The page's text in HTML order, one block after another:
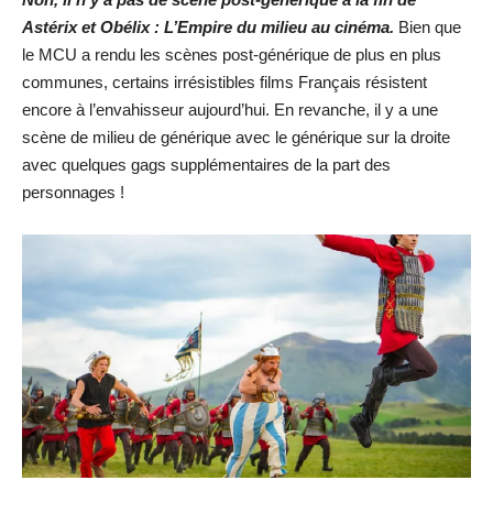
Astérix et Obélix : L’Empire du milieu au cinéma. Bien que
le MCU a rendu les scènes post-générique de plus en plus
communes, certains irrésistibles films Français résistent
encore à l’envahisseur aujourd’hui. En revanche, il y a une
scène de milieu de générique avec le générique sur la droite
avec quelques gags supplémentaires de la part des
personnages !